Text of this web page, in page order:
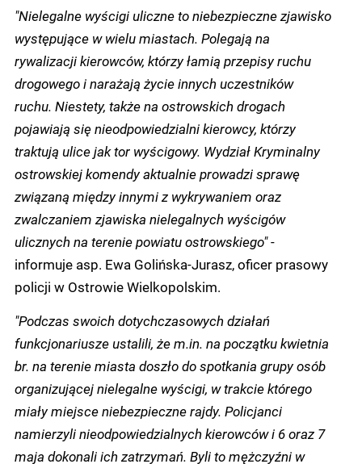
"Nielegalne wyścigi uliczne to niebezpieczne zjawisko
występujące w wielu miastach. Polegają na
rywalizacji kierowców, którzy łamią przepisy ruchu
drogowego i narażają życie innych uczestników
ruchu. Niestety, także na ostrowskich drogach
pojawiają się nieodpowiedzialni kierowcy, którzy
traktują ulice jak tor wyścigowy. Wydział Kryminalny
ostrowskiej komendy aktualnie prowadzi sprawę
związaną między innymi z wykrywaniem oraz
zwalczaniem zjawiska nielegalnych wyścigów
ulicznych na terenie powiatu ostrowskiego"-
informuje asp. Ewa Golińska-Jurasz, oficer prasowy
policji w Ostrowie Wielkopolskim.
"Podczas swoich dotychczasowych działań
funkcjonariusze ustalili, że m.in. na początku kwietnia
br. na terenie miasta doszło do spotkania grupy osób
organizującej nielegalne wyścigi, w trakcie którego
miały miejsce niebezpieczne rajdy. Policjanci
namierzyli nieodpowiedzialnych kierowców i 6 oraz 7
maja dokonali ich zatrzymań. Byli to mężczyźni w